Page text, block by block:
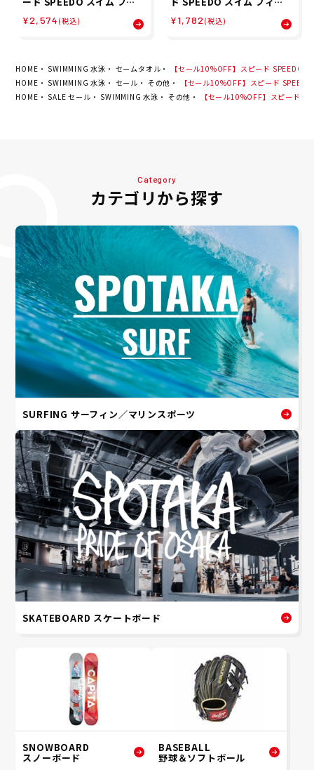
吸水 速乾 タオル マイクロ
¥2,574 (税込)
水 速乾 Micro セーム タオ
¥1,782 (税込)
HOME SWIMMING 水泳 セームタオル
【セール10%OFF】スピード SPEEDO
HOME
SWIMMING 水泳 セール その他
【セール10%OFF】スピード
HOME
SALE セール SWIMMING 水泳 その他 【セール10%OFF】スピード
Category
カテゴリから探す
SURFING サーフィン／マリンスポーツ
SKATEBOARD スケートボード
SNOWBOARD
スノーボード
BASEBALL
野球＆ソフトボール